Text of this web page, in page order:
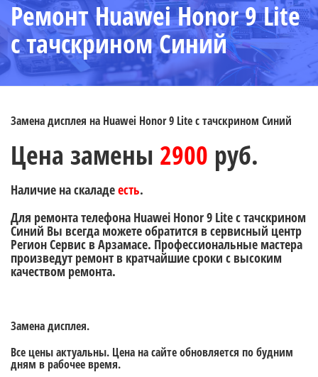
Ремонт Huawei Honor 9 Lite
с тачскрином Синий
Замена дисплея на Huawei Honor 9 Lite с тачскрином Синий
Цена замены 2900 руб.
Наличие на скаладеесть.
Для ремонта телефона Huawei Honor 9 Lite с тачскрином
Синий Вы всегда можете обратится в сервисный центр
Регион Сервис в Арзамасе. Профессиональные мастера
произведут ремонт в кратчайшие сроки с высоким
качеством ремонта.
Замена дисплея.
Все цены актуальны. Цена на сайте обновляется по будним
дням в рабочее время.